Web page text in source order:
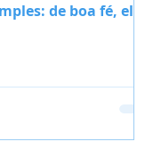
de boa fé, eles